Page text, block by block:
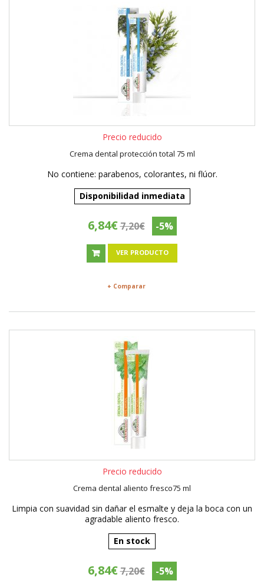
Precio reducido
Crema dental protección total 75 ml
No contiene: parabenos, colorantes, ni flúor.
Disponibilidad inmediata
6,84€7,20€ -5%
VER PRODUCTO
+ Comparar
Precio reducido
Crema dental aliento fresco75 ml
Limpia con suavidad sin dañar el esmalte y deja la boca con un
agradable aliento fresco.
En stock
6,84€7,20€ -5%